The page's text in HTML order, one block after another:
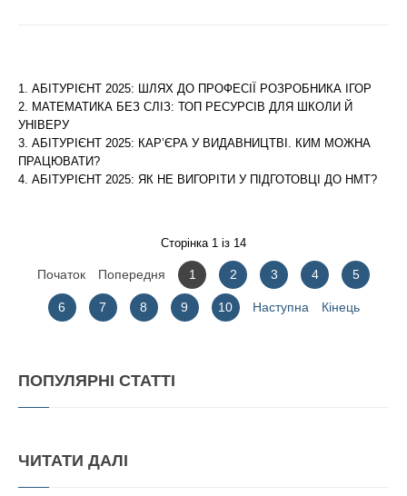
АБІТУРІЄНТ 2025: ШЛЯХ ДО ПРОФЕСІЇ РОЗРОБНИКА ІГОР
МАТЕМАТИКА БЕЗ СЛІЗ: ТОП РЕСУРСІВ ДЛЯ ШКОЛИ Й
УНІВЕРУ
АБІТУРІЄНТ 2025: КАР’ЄРА У ВИДАВНИЦТВІ. КИМ МОЖНА
ПРАЦЮВАТИ?
АБІТУРІЄНТ 2025: ЯК НЕ ВИГОРІТИ У ПІДГОТОВЦІ ДО НМТ?
Сторінка 1 із 14
Початок Попередня 1 2 3 4 5
6 7 8 9 10 Наступна Кінець
ПОПУЛЯРНІ СТАТТІ
ЧИТАТИ ДАЛІ